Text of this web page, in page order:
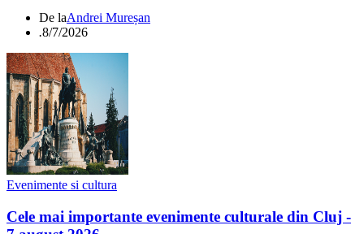
De laAndrei Mureșan
.8/7/2026
Evenimente si cultura
Cele mai importante evenimente culturale din Cluj -